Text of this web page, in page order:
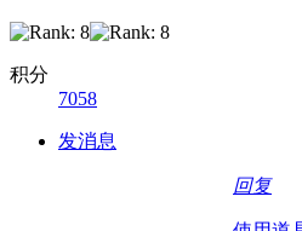
积分
7058
发消息
回复